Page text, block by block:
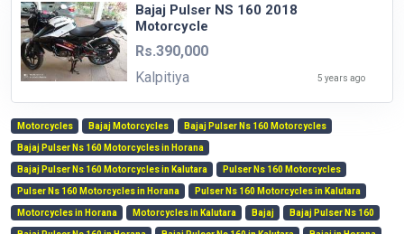
Bajaj Pulser NS 160 2018
Motorcycle
Rs.390,000
Kalpitiya
5 years ago
Motorcycles Bajaj Motorcycles Bajaj Pulser Ns 160 Motorcycles
Bajaj Pulser Ns 160 Motorcycles in Horana
Bajaj Pulser Ns 160 Motorcycles in Kalutara Pulser Ns 160 Motorcycles
Pulser Ns 160 Motorcycles in Horana Pulser Ns 160 Motorcycles in Kalutara
Motorcycles in Horana Motorcycles in Kalutara Bajaj Bajaj Pulser Ns 160